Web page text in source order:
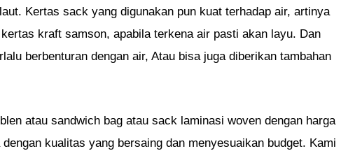
Kertas sack yang digunakan pun kuat terhadap air, artinya
kraft samson, apabila terkena air pasti akan layu. Dan
berbenturan dengan air, Atau bisa juga diberikan tambahan
atau sandwich bag atau sack laminasi woven dengan harga
kualitas yang bersaing dan menyesuaikan budget. Kami